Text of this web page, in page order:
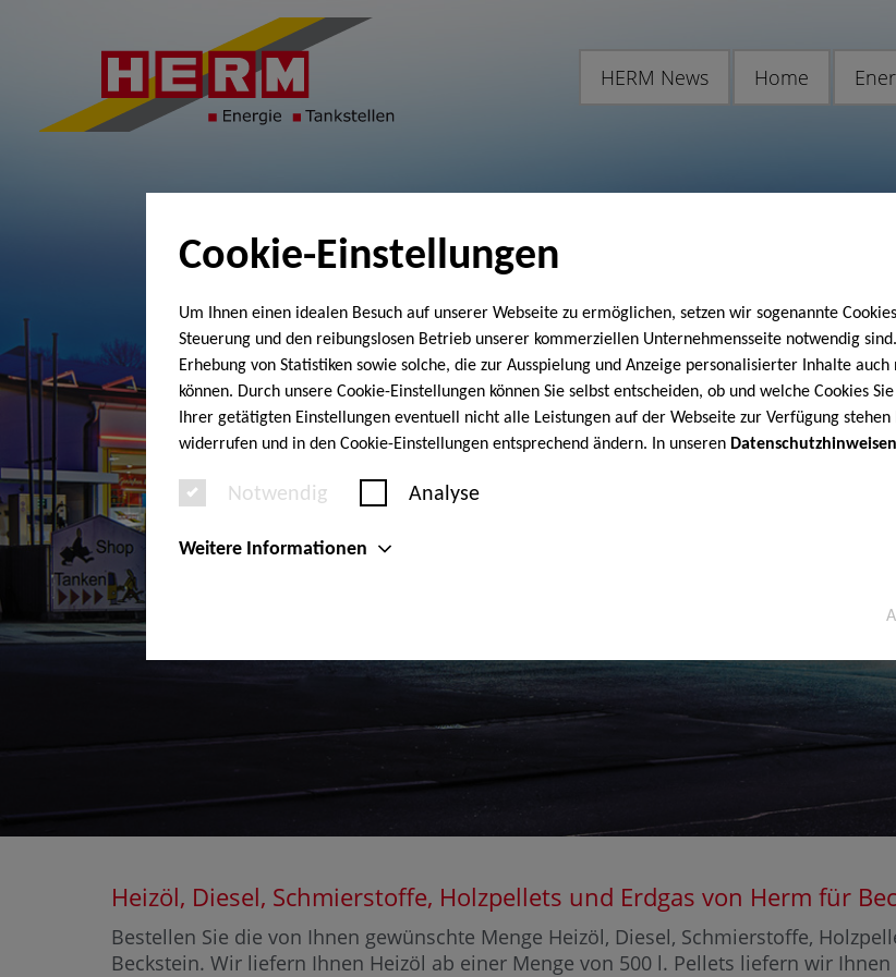
Cookie-Einstellungen
Um Ihnen einen idealen Besuch auf unserer Webseite zu ermöglichen, setzen wir sogenannte
Steuerung und den reibungslosen Betrieb unserer kommerziellen Unternehmensseite notwendig
Erhebung von Statistiken sowie solche, die zur Ausspielung und Anzeige personalisierter Inhalte
können. Durch unsere Cookie-Einstellungen können Sie selbst entscheiden, ob und welche Cookies
Ihrer getätigten Einstellungen eventuell nicht alle Leistungen auf der Webseite zur Verfügung
widerrufen und in den Cookie-Einstellungen entsprechend ändern. In unseren Datenschutzhinweisen
Notwendig Analyse
Weitere Informationen
HERM News Home
Heizöl, Diesel, Schmierstoffe, Holzpellets und Erdgas von Herm für
Bestellen Sie die von Ihnen gewünschte Menge Heizöl, Diesel, Schmierstoffe,
Beckstein. Wir liefern Ihnen Heizöl ab einer Menge von 500 l. Pellets liefern wir